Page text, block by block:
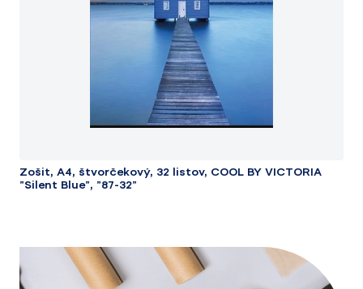
Zošit, A4, štvorčekový, 32 listov, COOL BY VICTORIA
"Silent Blue", "87-32"